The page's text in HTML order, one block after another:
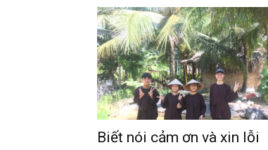
Biết nói cảm ơn và xin lỗi